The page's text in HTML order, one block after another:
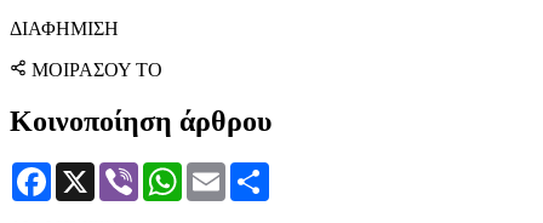
ΔΙΑΦΗΜΙΣΗ
ΜΟΙΡΑΣΟΥ ΤΟ
Κοινοποίηση άρθρου
Facebook
X Viber WhatsApp
Email